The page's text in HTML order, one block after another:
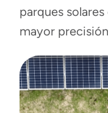
parques
mayor